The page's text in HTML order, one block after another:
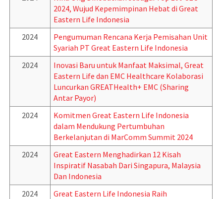
2024, Wujud Kepemimpinan Hebat di Great
Eastern Life Indonesia
2024
Pengumuman Rencana Kerja Pemisahan Unit
Syariah PT Great Eastern Life Indonesia
2024
Inovasi Baru untuk Manfaat Maksimal, Great
Eastern Life dan EMC Healthcare Kolaborasi
Luncurkan GREATHealth+ EMC (Sharing
Antar Payor)
2024
Komitmen Great Eastern Life Indonesia
dalam Mendukung Pertumbuhan
Berkelanjutan di MarComm Summit 2024
2024
Great Eastern Menghadirkan 12 Kisah
Inspiratif Nasabah Dari Singapura, Malaysia
Dan Indonesia
2024
Great Eastern Life Indonesia Raih